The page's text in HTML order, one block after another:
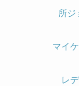
所ジ
マイ
レ